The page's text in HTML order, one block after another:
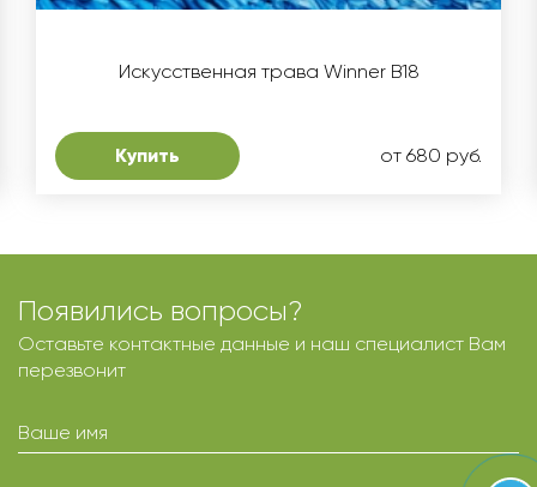
Искусственная трава Winner B18
Купить от 680 руб.
Появились вопросы?
Оставьте контактные данные и наш специалист Вам
перезвонит
Ваше имя